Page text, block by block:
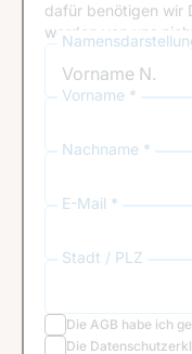
dafür benötigen wir
werden von uns
Vorname *
Nachname *
E-Mail *
Stadt / PLZ
Die AGB habe ich
Die